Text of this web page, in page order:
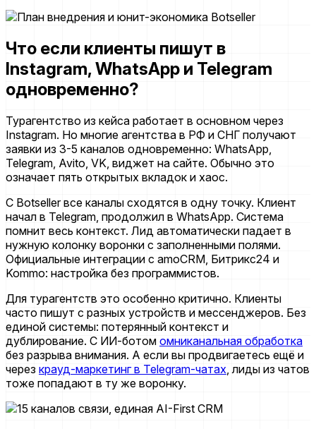
Что если клиенты пишут в
Instagram, WhatsApp и Telegram
одновременно?
Турагентство из кейса работает в основном через
Instagram. Но многие агентства в РФ и СНГ получают
заявки из 3-5 каналов одновременно: WhatsApp,
Telegram, Avito, VK, виджет на сайте. Обычно это
означает пять открытых вкладок и хаос.
С Botseller все каналы сходятся в одну точку. Клиент
начал в Telegram, продолжил в WhatsApp. Система
помнит весь контекст. Лид автоматически падает в
нужную колонку воронки с заполненными полями.
Официальные интеграции с amoCRM, Битрикс24 и
Kommo: настройка без программистов.
Для турагентств это особенно критично. Клиенты
часто пишут с разных устройств и мессенджеров. Без
единой системы: потерянный контекст и
дублирование. С ИИ-ботом омниканальная обработка
без разрыва внимания. А если вы продвигаетесь ещё и
через крауд-маркетинг в Telegram-чатах, лиды из чатов
тоже попадают в ту же воронку.